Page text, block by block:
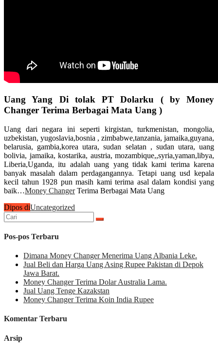
Uang Yang Di tolak PT Dolarku ( by Money
Changer Terima Berbagai Mata Uang )
Uang dari negara ini seperti kirgistan, turkmenistan, mongolia,
uzbekistan, yugoslavia,bosnia , zimbabwe,tanzania, jamaika,guyana,
belarusia, gambia,korea utara, sudan selatan , sudan utara, uang
bolivia, jamaika, kostarika, austria, mozambique,,syria,yaman,libya,
Liberia,Uganda, itu adalah uang yang tidak kami terima karena
banyak masalah dalam perdagangannya. Tetapi uang usd kepala
kecil tahun 1928 pun masih kami terima asal dalam kondisi yang
baik…Money ChangerTerima Berbagai Mata Uang
Dipos diUncategorized
Cari
untuk:
Pos-pos Terbaru
Dimana Money Changer Menerima Uang Albania Leke.
Jual Beli dan Harga Uang Asing Rupee Pakistan di Depok
Jawa Barat.
Money Changer Terima Dolar Australia Lama.
Jual Uang Tenge Kazakstan
Money Changer Terima Koin India Rupee
Komentar Terbaru
Arsip